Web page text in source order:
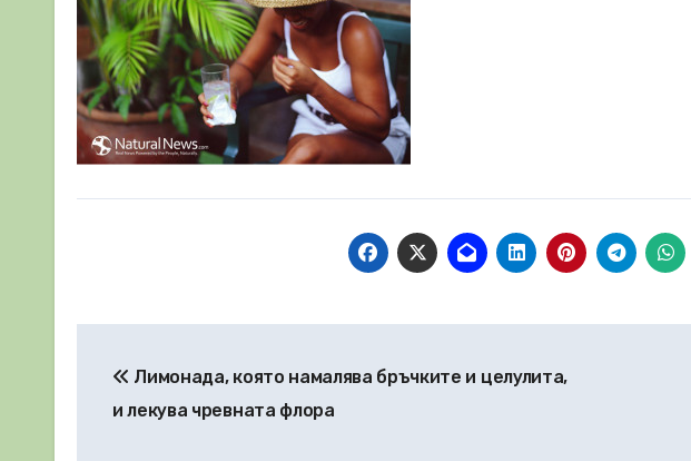
Лимонада, която намалява бръчките и целулита,
и лекува чревната флора